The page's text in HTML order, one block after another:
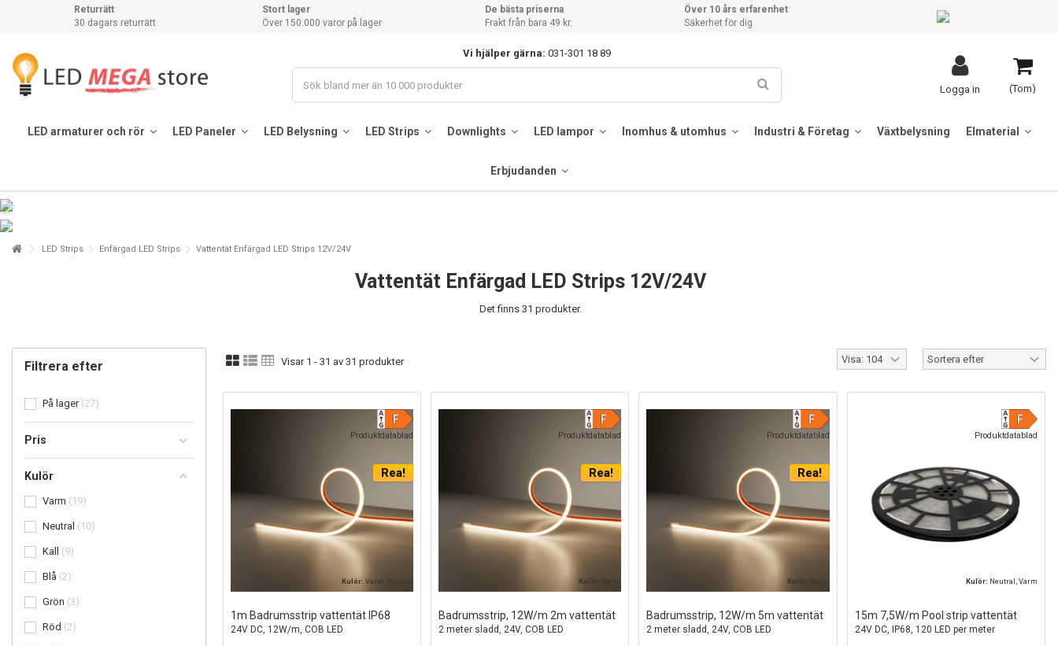
Returrätt
30 dagars returrätt
Stort lager
Över 150.000 varor på lager
De bästa priserna
Frakt från bara 49 kr.
Över 10 års erfarenhet
Säkerhet för dig
Vi hjälper gärna: 031-301 18 89
(Tom)
Logga in
LED armaturer och rör LED Paneler LED Belysning LED Strips Downlights LED lampor Inomhus & utomhus Industri & Företag Växtbelysning Elmaterial
Erbjudanden
LED Strips Enfärgad LED Strips Vattentät Enfärgad LED Strips 12V/24V
Vattentät Enfärgad LED Strips 12V/24V
Det finns 31 produkter.
Visar 1 - 31 av 31 produkter
Produktdatablad
Kulör:Varm, Neutral
Rea!
1m Badrumsstrip vattentät IP68
24V DC, 12W/m, COB LED
Produktdatablad
Kulör:Varm
Rea!
Badrumsstrip, 12W/m 2m vattentät
2 meter sladd, 24V, COB LED
Produktdatablad
Kulör: Varm
Rea!
Badrumsstrip, 12W/m 5m vattentät
2 meter sladd, 24V, COB LED
Produktdatablad
Kulör: Neutral, Varm
15m 7,5W/m Pool strip vattentät
24V DC, IP68, 120 LED per meter
Filtrera efter
På lager 27
Pris
Kulör
Varm 19
Neutral 10
Kall 9
Blå 2
Grön 3
Röd 2